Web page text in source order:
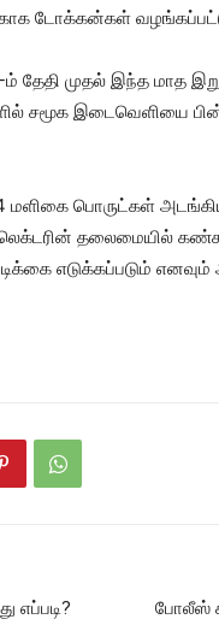
டோக்கன்கள்
தேதி முதல் இந்த மாத
சமூக இடைவெளியை
மளிகை பொருட்கள்
தலைமையில்
எடுக்கப்படும்
எப்படி? போலீஸ்